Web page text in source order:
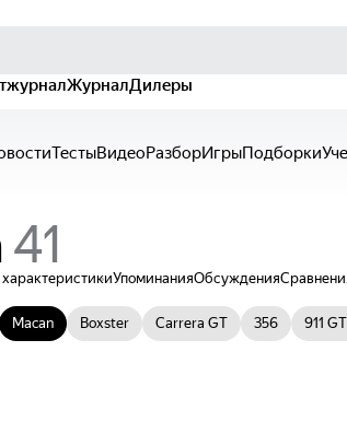
ЖурналДилеры
ТестыВидеоРазборИгрыПодборки
УпоминанияОбсуждения
Macan Boxster Carrera GT 356 911